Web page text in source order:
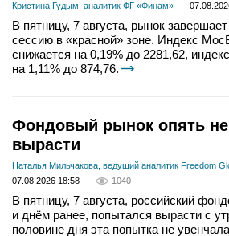
Кристина Гудым, аналитик ФГ «Финам»
В пятницу, 7 августа, рынок
сессию в «красной» зоне. Индекс
снижается на 0,19% до 2281,62,
на 1,11% до 874,76.
Фондовый рынок опять
вырасти
Наталья Мильчакова, ведущий аналитик Freedom
07.08.2026 18:58
1040
В пятницу, 7 августа, российский
и днём ранее, попытался вырасти с
половине дня эта попытка не